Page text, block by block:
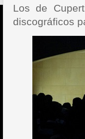
Los de
discográficos